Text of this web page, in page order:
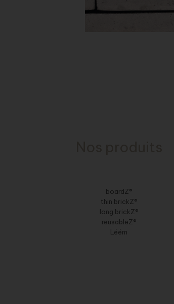
boardZ®
thin brickZ®
long brickZ®
reusableZ®
Léém